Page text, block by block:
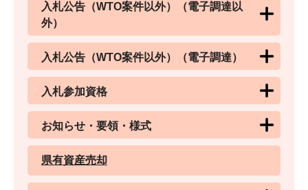
入札公告（WTO案件以外）（電子調達以
外）
入札公告（WTO案件以外）（電子調達）
入札参加資格
お知らせ・要領・様式
県有資産売却